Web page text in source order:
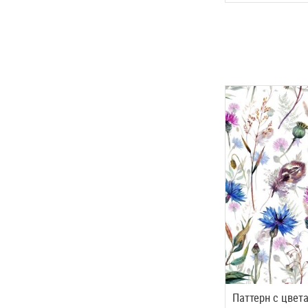
Паттерн с